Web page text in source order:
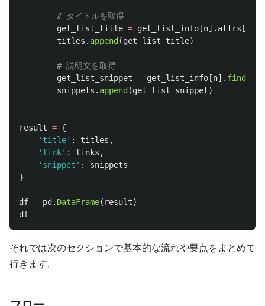
get_list_title = get_list_info [n]. attrs [
titles . append (get_list_title)
get_list_snippet = get_list_info [n]. find
snippets . append (get_list_snippet)
result = {
' title' : titles ,
' link' : links ,
' snippet ' :
snippets
}
df = pd . DataFrame( result)
df
それでは次のセクションで基本的な流れや要点をまとめて
行きます。